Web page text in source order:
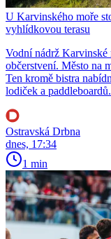
U Karvinského moře
vyhlídkovou terasu
Vodní nádrž Karvinské
občerstvení. Město na
Ten kromě bistra
lodiček a
Ostravská Drbna
dnes, 17:34
1 min